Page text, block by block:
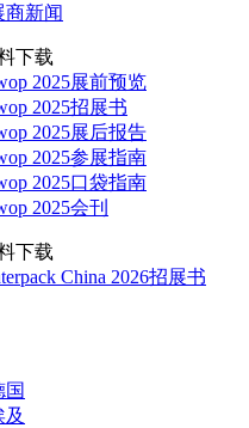
商新闻
下载
2025展前预览
2025招展书
2025展后报告
2025参展指南
2025口袋指南
2025会刊
下载
China 2026招展书
国
及